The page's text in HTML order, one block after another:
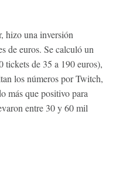
hizo una inversión
de euros. Se calculó un
tickets de 35 a 190 euros),
los números por Twitch,
más que positivo para
entre 30 y 60 mil